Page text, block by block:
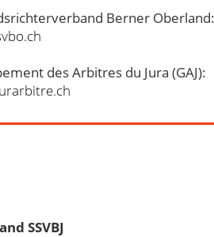
Berner
des Arbitres du Jura (GAJ):
SSVBJ